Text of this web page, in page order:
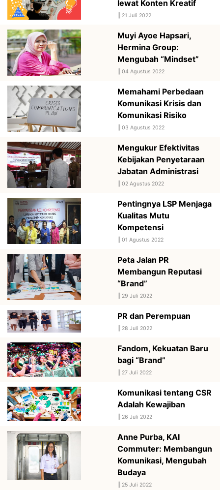
lewat Konten Kreatif
21 Juli 2022
Muyi Ayoe Hapsari,
Hermina Group:
Mengubah “Mindset”
04 Agustus 2022
Memahami Perbedaan
Komunikasi Krisis dan
Komunikasi Risiko
03 Agustus 2022
Mengukur Efektivitas
Kebijakan Penyetaraan
Jabatan Administrasi
02 Agustus 2022
Pentingnya LSP Menjaga
Kualitas Mutu
Kompetensi
01 Agustus 2022
Peta Jalan PR
Membangun Reputasi
“Brand”
29 Juli 2022
PR dan Perempuan
28 Juli 2022
Fandom, Kekuatan Baru
bagi “Brand”
27 Juli 2022
Komunikasi tentang CSR
Adalah Kewajiban
26 Juli 2022
Anne Purba, KAI
Commuter: Membangun
Komunikasi, Mengubah
Budaya
25 Juli 2022